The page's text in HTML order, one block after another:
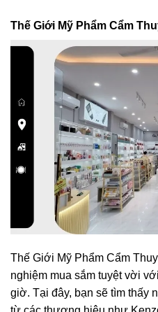
Thế Giới Mỹ Phẩm Cẩm
Thế Giới Mỹ Phẩm Cẩm
nghiệm mua sắm tuyệt vời
giờ. Tại đây, bạn sẽ tìm thấy